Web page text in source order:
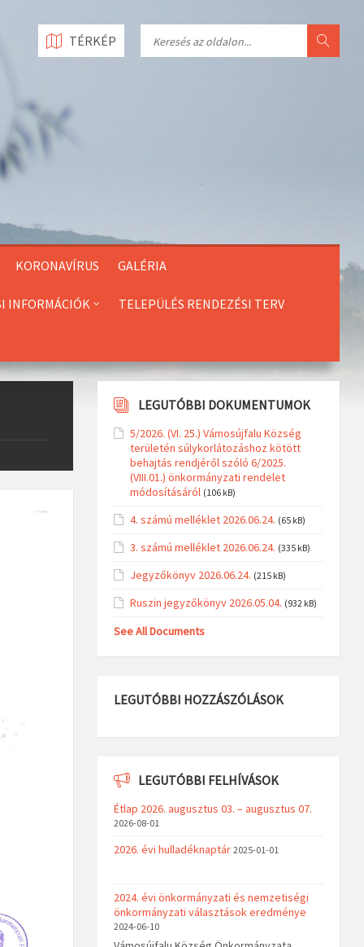
KORONAVÍRUS GALÉRIA
INFORMÁCIÓK TELEPÜLÉS RENDEZÉSI TERV
TÉRKÉP
LEGUTÓBBI DOKUMENTUMOK
5/2026. (VI. 25.) Vámosújfalu Község
területén súlykorlátozáshoz kötött
behajtás rendjéről szóló 6/2025.
(VIII.01.) önkormányzati rendelet
módosításáról (106 kB)
4. számú melléklet 2026.06.24. (65 kB)
3. számú melléklet 2026.06.24. (335 kB)
Jegyzőkönyv 2026.06.24. (215 kB)
Ruszin jegyzőkönyv 2026.05.04. (932 kB)
See All Documents
LEGUTÓBBI HOZZÁSZÓLÁSOK
LEGUTÓBBI FELHÍVÁSOK
Étlap 2026. augusztus 03. – augusztus 07.
2026-08-01
2026. évi hulladéknaptár 2025-01-01
2024. évi önkormányzati és nemzetiségi
önkormányzati választások eredménye
2024-06-10